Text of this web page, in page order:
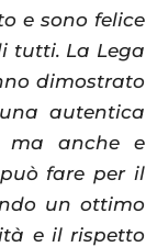
e sono felice
tutti. La Lega
dimostrato
autentica
ma anche e
fare per il
un ottimo
e il rispetto